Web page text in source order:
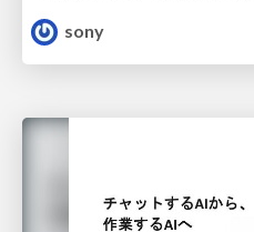
sony